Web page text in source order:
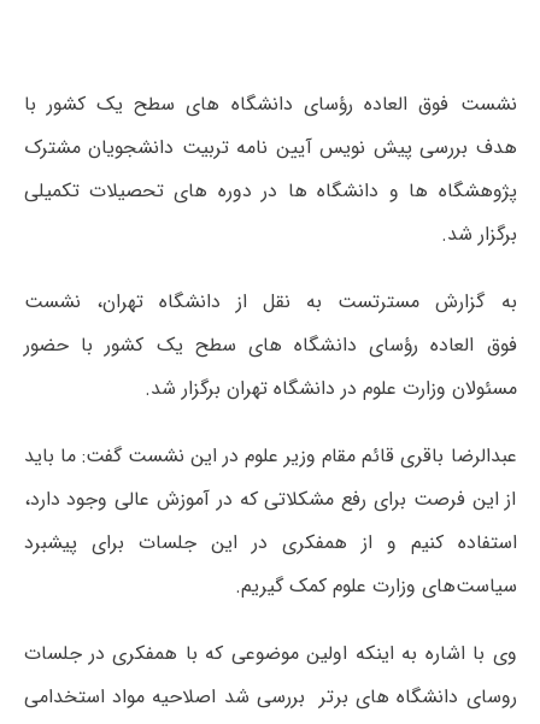
نشست فوق العاده رؤسای دانشگاه های سطح یک کشور با
هدف بررسی پیش نویس آیین نامه تربیت دانشجویان مشترک
پژوهشگاه ها و دانشگاه ها در دوره های تحصیلات تکمیلی
برگزار شد.
به گزارش مسترتست به نقل از دانشگاه تهران، نشست
فوق العاده رؤسای دانشگاه های سطح یک کشور با حضور
مسئولان وزارت علوم در دانشگاه تهران برگزار شد.
عبدالرضا باقری قائم مقام وزیر علوم در این نشست گفت: ما باید
از این فرصت برای رفع مشکلاتی که در آموزش عالی وجود دارد،
استفاده کنیم و از همفکری در این جلسات برای پیشبرد
سیاست‌های وزارت علوم کمک گیریم.
وی با اشاره به اینکه اولین موضوعی که با همفکری در جلسات
روسای دانشگاه های برتر بررسی شد اصلاحیه مواد استخدامی